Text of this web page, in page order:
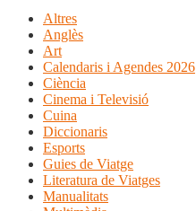
Altres
Anglès
Art
Calendaris i Agendes 2026
Ciència
Cinema i Televisió
Cuina
Diccionaris
Esports
Guies de Viatge
Literatura de Viatges
Manualitats